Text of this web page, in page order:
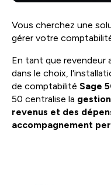
Vous cherchez une
gérer votre
En tant que revendeur
dans le choix,
de comptabilité Sage
50 centralise la
revenus et des
accompagnement